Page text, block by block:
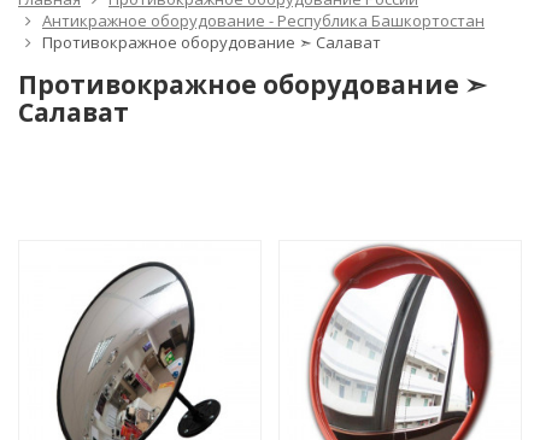
Антикражное оборудование - Республика Башкортостан
Противокражное оборудование ➣ Салават
Противокражное оборудование ➣
Салават